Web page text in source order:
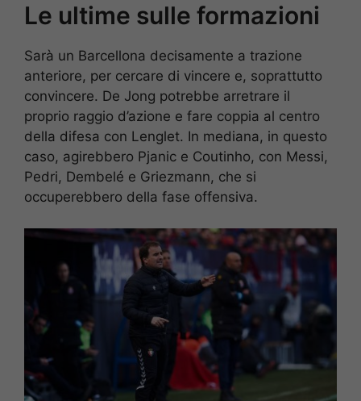
Le ultime sulle formazioni
Sarà un Barcellona decisamente a trazione
anteriore, per cercare di vincere e, soprattutto
convincere. De Jong potrebbe arretrare il
proprio raggio d’azione e fare coppia al centro
della difesa con Lenglet. In mediana, in questo
caso, agirebbero Pjanic e Coutinho, con Messi,
Pedri, Dembelé e Griezmann, che si
occuperebbero della fase offensiva.